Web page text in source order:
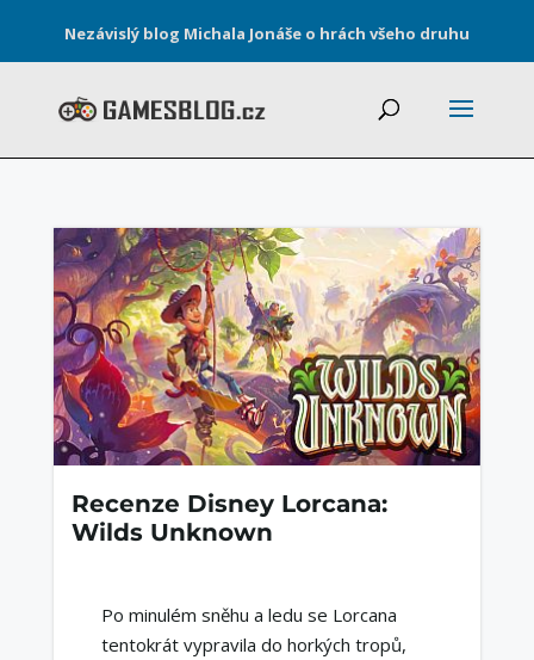
Nezávislý blog Michala Jonáše o hrách všeho druhu
Recenze Disney Lorcana:
Wilds Unknown
Po minulém sněhu a ledu se Lorcana
tentokrát vypravila do horkých tropů,